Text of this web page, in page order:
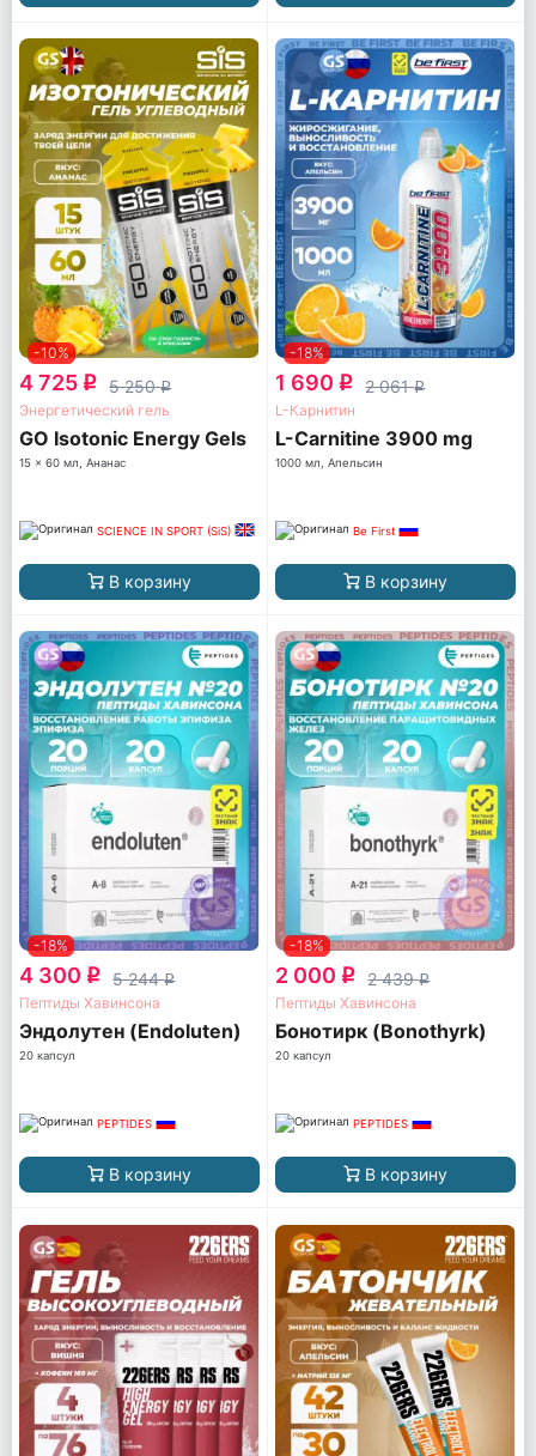
-10%
4 725 q 5 250q
Энергетический гель
GO Isotonic Energy Gels
15 x 60 мл, Ананас
SCIENCE IN SPORT (SiS)
В корзину
-18%
1 690 q 2 061q
L-Карнитин
L-Carnitine 3900 mg
1000 мл, Апельсин
Be First
В корзину
-18%
4 300 q 5 244q
Пептиды Хавинсона
Эндолутен (Endoluten)
20 капсул
PEPTIDES
В корзину
-18%
2 000 q 2 439q
Пептиды Хавинсона
Бонотирк (Bonothyrk)
20 капсул
PEPTIDES
В корзину